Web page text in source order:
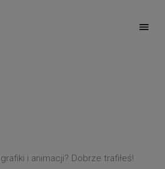
i animacji? Dobrze trafiłeś!